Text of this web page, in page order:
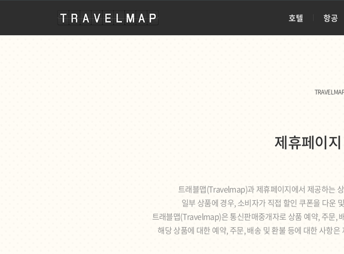
travelmap 호텔 항공
제휴페이
트래블맵(Travelmap)과 제휴페이지에서 제공하는
일부 상품에 경우, 소비자가 직접 할인 쿠폰을 다운
트래블맵(Travelmap)은 통신판매중개자로 상품 예약, 주문,
해당 상품에 대한 예약, 주문, 배송 및 환불 등에 대한 사항